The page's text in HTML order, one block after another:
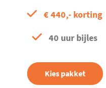
€ 440,- korting
40 uur bijles
Kies pakket